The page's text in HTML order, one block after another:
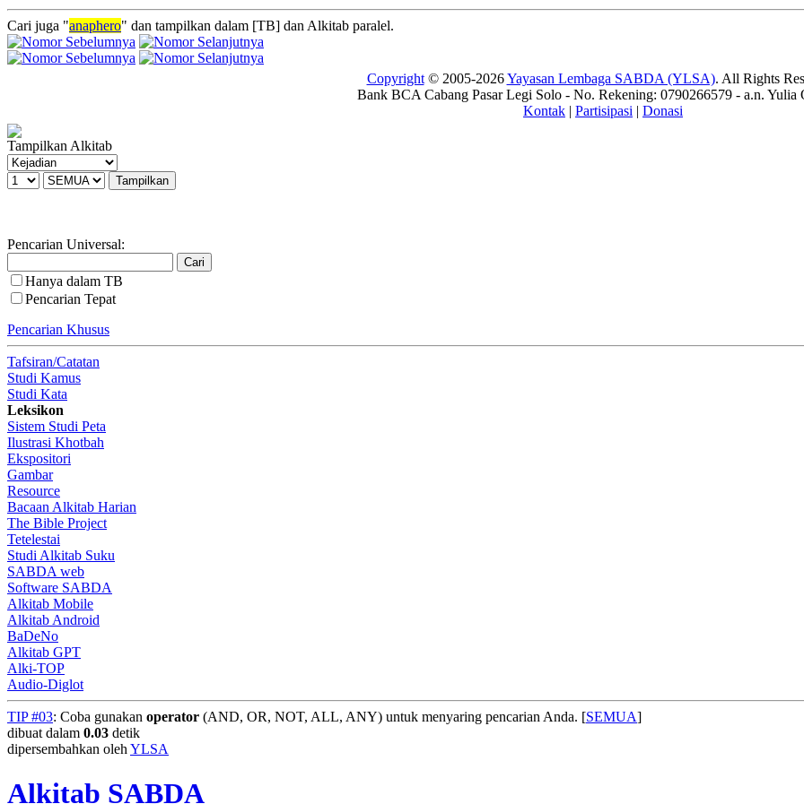
Cari juga "anaphero" dan tampilkan dalam [TB] dan Alkitab paralel.
Copyright© 2005-2026Yayasan Lembaga SABDA (YLSA). All Rights
Bank BCA Cabang Pasar Legi Solo - No. Rekening: 0790266579 - a.n. Yulia
Kontak | Partisipasi | Donasi
Tampilkan Alkitab
Pencarian Universal:
Hanya dalam TB
Pencarian Tepat
Pencarian Khusus
Tafsiran/Catatan
Studi Kamus
Studi Kata
Leksikon
Sistem Studi Peta
Ilustrasi Khotbah
Ekspositori
Gambar
Resource
Bacaan Alkitab Harian
The Bible Project
Tetelestai
Studi Alkitab Suku
SABDA web
Software SABDA
Alkitab Mobile
Alkitab Android
BaDeNo
Alkitab GPT
Alki-TOP
Audio-Diglot
TIP #03: Coba gunakan operator (AND, OR, NOT, ALL, ANY) untuk menyaring pencarian Anda. [SEMUA]
dibuat dalam 0.03 detik
dipersembahkan oleh YLSA
Alkitab SABDA